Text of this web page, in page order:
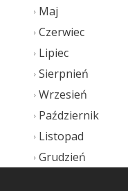
Maj
Czerwiec
Lipiec
Sierpnień
Wrzesień
Październik
Listopad
Grudzień